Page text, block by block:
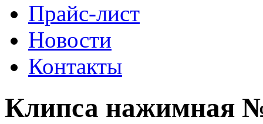
Прайс-лист
Новости
Контакты
Клипса нажимная